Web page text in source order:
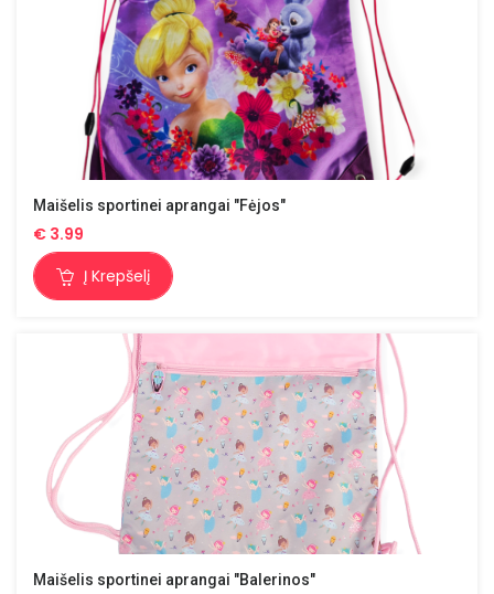
Maišelis sportinei aprangai "Fėjos"
€ 3.99
Į Krepšelį
Maišelis sportinei aprangai "Balerinos"